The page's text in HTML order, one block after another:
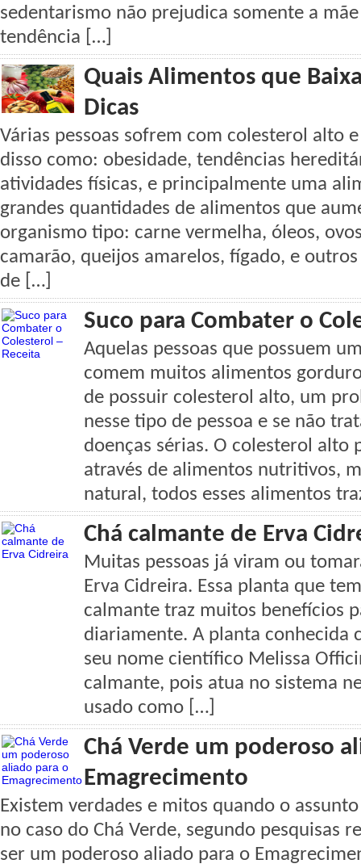
sedentarismo não prejudica somente a
tendência […]
Quais Alimentos que
Dicas
Várias pessoas sofrem com colesterol alto
disso como: obesidade, tendências
atividades físicas, e principalmente uma
grandes quantidades de alimentos que
organismo tipo: carne vermelha, óleos,
camarão, queijos amarelos, fígado, e
de […]
Suco para Combater o
Aquelas pessoas que possuem
comem muitos alimentos
de possuir colesterol alto, um
nesse tipo de pessoa e se não
doenças sérias. O colesterol alto
através de alimentos nutritivos,
natural, todos esses alimentos
Chá calmante de Erva
Muitas pessoas já viram ou
Erva Cidreira. Essa planta que
calmante traz muitos benefícios
diariamente. A planta conhecida
seu nome científico Melissa
calmante, pois atua no sistema
usado como […]
Chá Verde um poderoso
Emagrecimento
Existem verdades e mitos quando o
no caso do Chá Verde, segundo pesquisas
ser um poderoso aliado para o